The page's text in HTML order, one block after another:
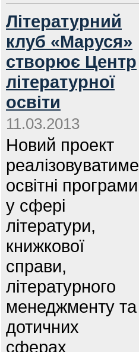
Літературний
клуб «Маруся»
створює Центр
літературної
освіти
11.03.2013
Новий проект
реалізовуватиме
освітні програми
у сфері
літератури,
книжкової
справи,
літературного
менеджменту та
дотичних
сферах